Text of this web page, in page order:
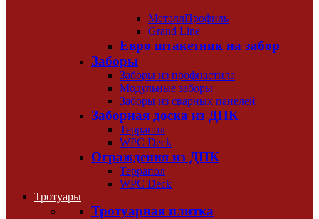
МеталлПрофиль
Grand Line
Евро штакетник на забор
Заборы
Заборы из профнастила
Модульные заборы
Заборы из сварных панелей
Заборная доска из ДПК
Террапол
WPC Deck
Ограждения из ДПК
Террапол
WPC Deck
Тротуары
Тротуарная плитка